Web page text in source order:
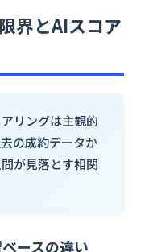
界とAIスコア
リングは主観的
の成約データか
が見落とす相関
ースの違い